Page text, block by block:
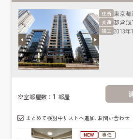
住所 東京都
交通 都営浅
竣工 2013年
空室部屋数：1 部屋
まとめて検討中リストへ追加､お問い合わせ
NEW 専任